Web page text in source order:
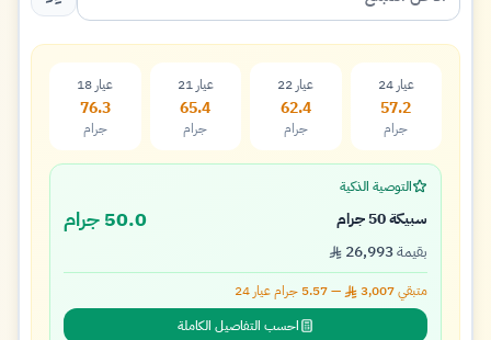
عيار 24
57.2
جرام
عيار 22
62.4
جرام
عيار 21
65.4
جرام
عيار 18
76.3
جرام
التوصية الذكية
سبيكة 50 جرام 50.0 جرام
بقيمة26,993
متبقي3,007
—
5.57 جرام عيار 24
احسب التفاصيل الكاملة